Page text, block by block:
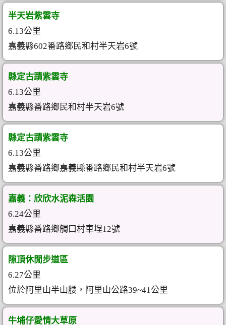
半天岩紫雲寺
6.13公里
嘉義縣602番路鄉民和村半天岩6號
縣定古蹟紫雲寺
6.13公里
嘉義縣番路鄉民和村半天岩6號
縣定古蹟紫雲寺
6.13公里
嘉義縣番路鄉嘉義縣番路鄉民和村半天岩6號
嘉義：欣欣水泥森活園
6.24公里
嘉義縣番路鄉觸口村車埕12號
隙頂休閒步道區
6.27公里
位於阿里山半山腰，阿里山公路39~41公里
牛埔仔愛情大草原